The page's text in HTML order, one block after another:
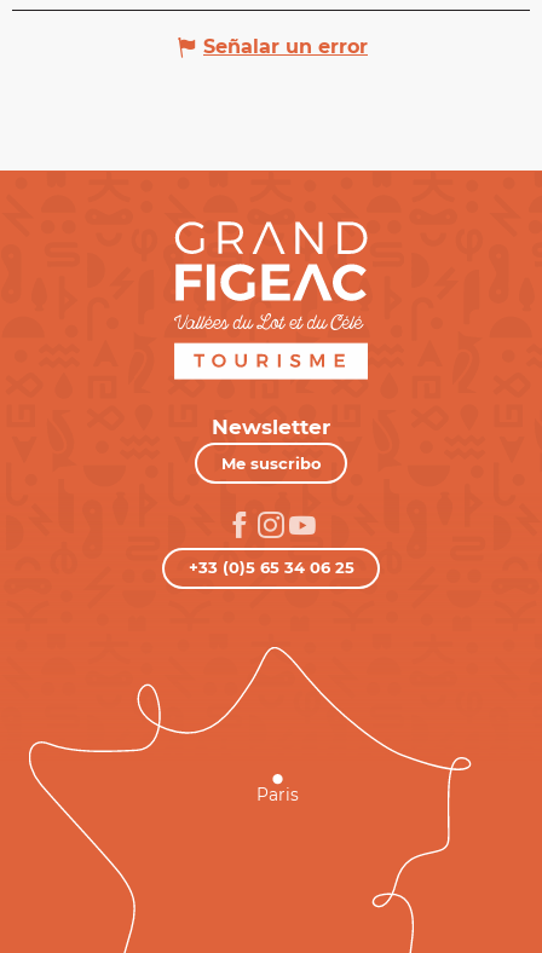
Señalar un error
Newsletter
Me suscribo
+33 (0)5 65 34 06 25
Paris